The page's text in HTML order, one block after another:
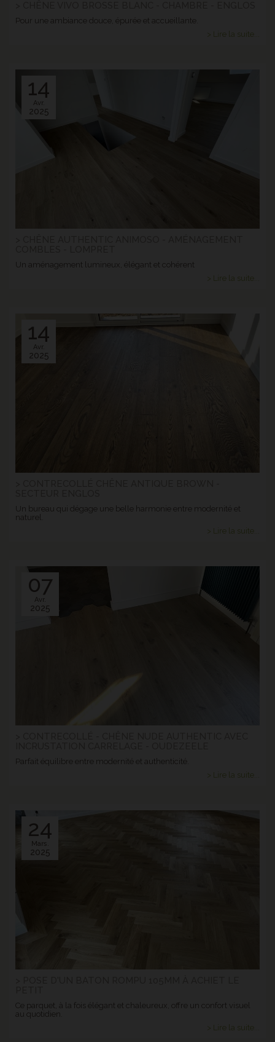
Pour une ambiance douce, épurée et accueillante.
> Lire la suite...
14
Avr.
2025
Un aménagement lumineux, élégant et cohérent
> Lire la suite...
14
Avr.
2025
Un bureau qui dégage une belle harmonie entre modernité et
naturel.
> Lire la suite...
07
Avr.
2025
Parfait équilibre entre modernité et authenticité.
> Lire la suite...
24
Mars.
2025
Ce parquet, à la fois élégant et chaleureux, offre un confort visuel
au quotidien.
> Lire la suite...